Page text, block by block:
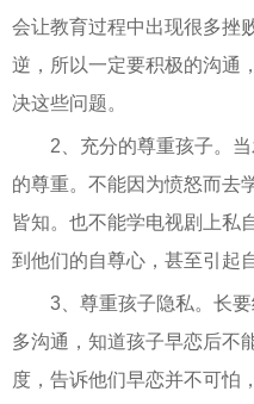
会让教育过程中出现很多挫
逆，所以一定要积极的沟通
决这些问题。
2、充分的尊重孩子。
的尊重。不能因为愤怒而去
皆知。也不能学电视剧上私
到他们的自尊心，甚至引起
3、尊重孩子隐私。长
多沟通，知道孩子早恋后不
度，告诉他们早恋并不可怕